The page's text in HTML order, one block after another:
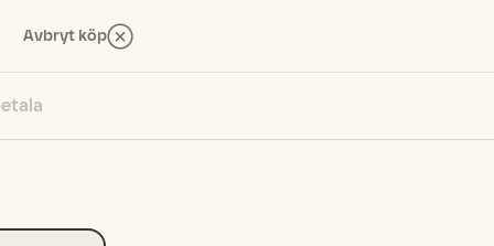
Avbryt köp